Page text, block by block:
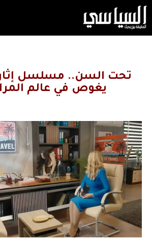
تحت السن.. مسلسل
يغوص في عالم